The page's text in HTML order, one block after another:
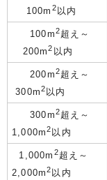
100m 2 以内
100m2超え～
200m2 以内
200m2超え～
300m2 以内
300m2超え～
1,000m2 以内
1,000m 2超え～
2,000m2 以内